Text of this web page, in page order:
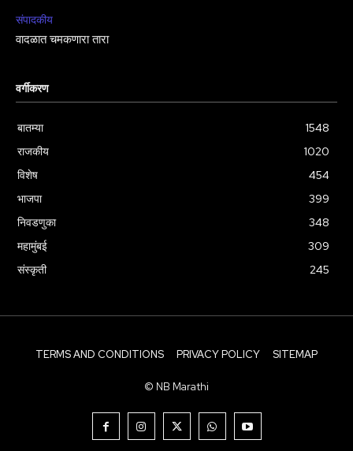
संपादकीय
वादळात चमकणारा तारा
वर्गीकरण
बातम्या
1548
राजकीय
1020
विशेष
454
भाजपा
399
निवडणुका
348
महामुंबई
309
संस्कृती
245
TERMS AND CONDITIONS PRIVACY POLICY SITEMAP
© NB Marathi